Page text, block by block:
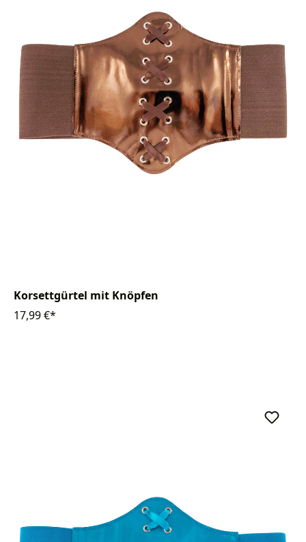
Korsettgürtel mit Knöpfen
17,99 €*